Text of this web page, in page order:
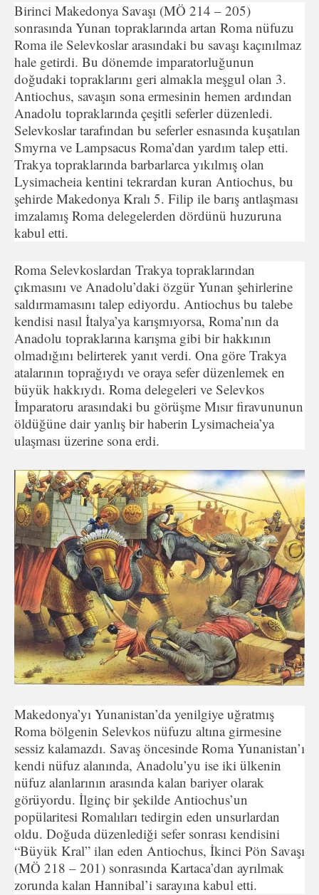
Birinci Makedonya Savaşı (MÖ 214 – 205)
sonrasında Yunan topraklarında artan Roma nüfuzu
Roma ile Selevkoslar arasındaki bu savaşı kaçınılmaz
hale getirdi. Bu dönemde imparatorluğunun
doğudaki topraklarını geri almakla meşgul olan 3.
Antiochus, savaşın sona ermesinin hemen ardından
Anadolu topraklarında çeşitli seferler düzenledi.
Selevkoslar tarafından bu seferler esnasında kuşatılan
Smyrna ve Lampsacus Roma’dan yardım talep etti.
Trakya topraklarında barbarlarca yıkılmış olan
Lysimacheia kentini tekrardan kuran Antiochus, bu
şehirde Makedonya Kralı 5. Filip ile barış antlaşması
imzalamış Roma delegelerden dördünü huzuruna
kabul etti.
Roma Selevkoslardan Trakya topraklarından
çıkmasını ve Anadolu’daki özgür Yunan şehirlerine
saldırmamasını talep ediyordu. Antiochus bu talebe
kendisi nasıl İtalya’ya karışmıyorsa, Roma’nın da
Anadolu topraklarına karışma gibi bir hakkının
olmadığını belirterek yanıt verdi. Ona göre Trakya
atalarının toprağıydı ve oraya sefer düzenlemek en
büyük hakkıydı. Roma delegeleri ve Selevkos
İmparatoru arasındaki bu görüşme Mısır firavununun
öldüğüne dair yanlış bir haberin Lysimacheia’ya
ulaşması üzerine sona erdi.
Makedonya’yı Yunanistan’da yenilgiye uğratmış
Roma bölgenin Selevkos nüfuzu altına girmesine
sessiz kalamazdı. Savaş öncesinde Roma Yunanistan’ı
kendi nüfuz alanında, Anadolu’yu ise iki ülkenin
nüfuz alanlarının arasında kalan bariyer olarak
görüyordu. İlginç bir şekilde Antiochus’un
popülaritesi Romalıları tedirgin eden unsurlardan
oldu. Doğuda düzenlediği sefer sonrası kendisini
“Büyük Kral” ilan eden Antiochus, İkinci Pön Savaşı
(MÖ 218 – 201) sonrasında Kartaca’dan ayrılmak
zorunda kalan Hannibal’i sarayına kabul etti.